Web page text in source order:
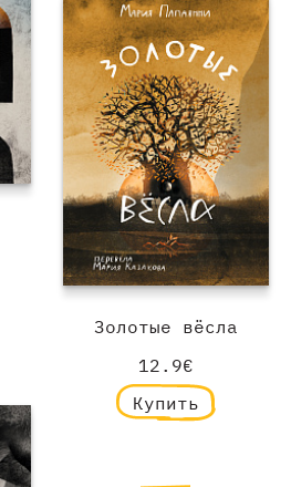
Золотые вёсла
12.9€
Купить